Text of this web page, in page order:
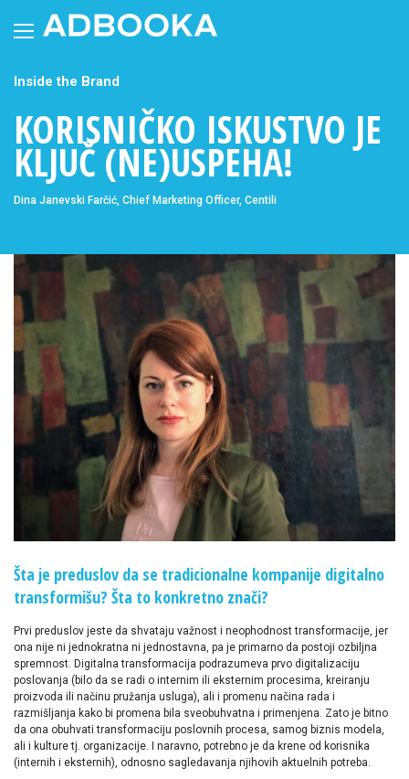
content
Inside the Brand
KORISNIČKO ISKUSTVO JE
KLJUČ (NE)USPEHA!
Dina Janevski Farčić, Chief Marketing Officer, Centili
Šta je preduslov da se tradicionalne kompanije digitalno
transformišu? Šta to konkretno znači?
Prvi preduslov jeste da shvataju važnost i neophodnost transformacije, jer
ona nije ni jednokratna ni jednostavna, pa je primarno da postoji ozbiljna
spremnost. Digitalna transformacija podrazumeva prvo digitalizaciju
poslovanja (bilo da se radi o internim ili eksternim procesima, kreiranju
proizvoda ili načinu pružanja usluga), ali i promenu načina rada i
razmišljanja kako bi promena bila sveobuhvatna i primenjena. Zato je bitno
da ona obuhvati transformaciju poslovnih procesa, samog biznis modela,
ali i kulture tj. organizacije. I naravno, potrebno je da krene od korisnika
(internih i eksternih), odnosno sagledavanja njihovih aktuelnih potreba.